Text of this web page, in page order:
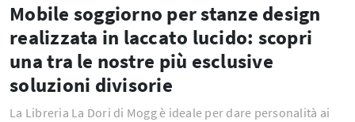
Mobile soggiorno per stanze design
realizzata in laccato lucido: scopri
una tra le nostre più esclusive
soluzioni divisorie
La Libreria La Dori di Mogg è ideale per dare personalità ai